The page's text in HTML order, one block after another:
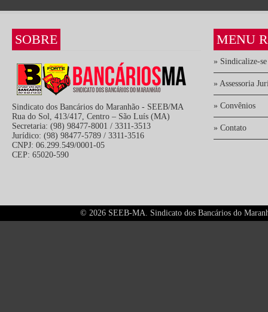
SOBRE
Sindicato dos Bancários do Maranhão - SEEB/MA
Rua do Sol, 413/417, Centro – São Luís (MA)
Secretaria: (98) 98477-8001 / 3311-3513
Jurídico: (98) 98477-5789 / 3311-3516
CNPJ: 06.299.549/0001-05
CEP: 65020-590
MENU
» Sindicalize-se
» Assessoria
» Convênios
» Contato
© 2026 SEEB-MA. Sindicato dos Bancários do